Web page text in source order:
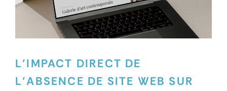
L’IMPACT DIRECT DE
L’ABSENCE DE SITE WEB SUR